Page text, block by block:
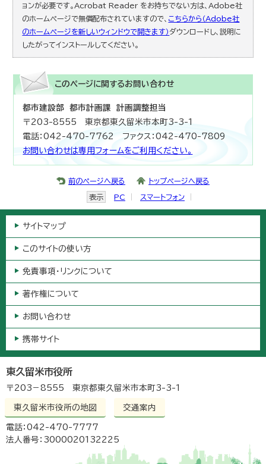
ョンが必要です。Acrobat Reader をお持ちでない方は、Adobe社
のホームページで無償配布されていますので、 こちらから（Adobe社
のホームページを新しいウィンドウで開きます）ダウンロードし、説明に
したがってインストールしてください。
このページに関するお問い合わせ
都市建設部 都市計画課 計画調整担当
〒203-8555 東京都東久留米市本町3-3-1
電話：042-470-7762 ファクス：042-470-7809
お問い合わせは専用フォームをご利用ください。
前のページへ戻る トップページへ戻る
表示 PC スマートフォン
サイトマップ
このサイトの使い方
免責事項・リンクについて
著作権について
お問い合わせ
携帯サイト
東久留米市役所
〒203－8555 東京都東久留米市本町3-3-1
東久留米市役所の地図 交通案内
電話：042-470-7777
法人番号：3000020132225